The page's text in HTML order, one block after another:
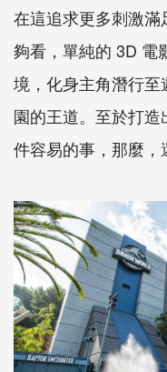
在這追求更多刺激
夠看，單純的 3D 電
境，化身主角潛行
園的王道。至於打
件容易的事，那麼，